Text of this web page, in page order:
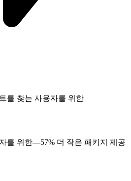
를 찾는 사용자를 위한
를 위한—57% 더 작은 패키지 제공